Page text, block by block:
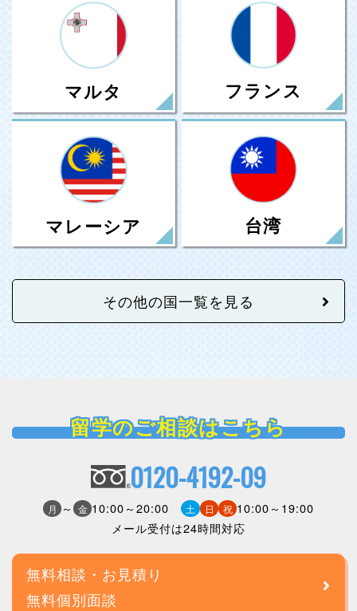
マルタ フランス
マレーシア 台湾
その他の国一覧を見る
留学のご相談はこちら
0120-4192-09
月 ～ 金 10:00～20:00 土 日 祝 10:00～19:00
メール受付は24時間対応
無料相談・お見積り
無料個別面談